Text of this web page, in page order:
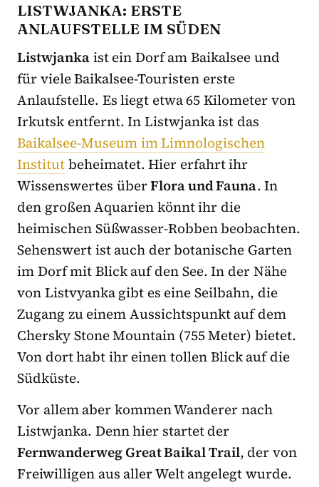
LISTWJANKA: ERSTE
ANLAUFSTELLE IM SÜDEN
Listwjankaist ein Dorf am Baikalsee und
für viele Baikalsee-Touristen erste
Anlaufstelle. Es liegt etwa 65 Kilometer von
Irkutsk entfernt. In Listwjanka ist das
Baikalsee-Museum im Limnologischen
Institutbeheimatet. Hier erfahrt ihr
Wissenswertes überFlora und Fauna. In
den großen Aquarien könnt ihr die
heimischen Süßwasser-Robben beobachten.
Sehenswert ist auch der botanische Garten
im Dorf mit Blick auf den See. In der Nähe
von Listvyanka gibt es eine Seilbahn, die
Zugang zu einem Aussichtspunkt auf dem
Chersky Stone Mountain (755 Meter) bietet.
Von dort habt ihr einen tollen Blick auf die
Südküste.
Vor allem aber kommen Wanderer nach
Listwjanka. Denn hier startet der
Fernwanderweg Great Baikal Trail, der von
Freiwilligen aus aller Welt angelegt wurde.